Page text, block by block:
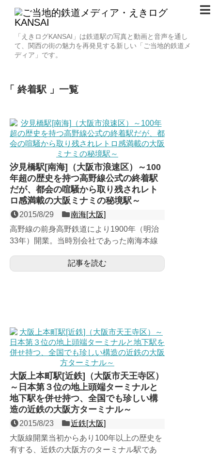
「えきログKANSAI」は鉄道駅の写真と動画と音声を通し
て、関西の街の魅力を再発見する新しい「ご当地的鉄道メ
ディア」です。
終着駅 一覧
汐見橋駅[南海]（大阪市浪速区）～100
年超の歴史を持つ高野線公式の終着駅
だが、都会の喧騒から取り残されレト
ロ感満載の大阪ミナミの秘境駅～
2015/8/29
南海[大阪]
高野線の前身高野鉄道により1900年（明治
33年）開業。当時別会社であった南海本線
りなかったために、...記事を読む
大阪上本町駅[近鉄]（大阪市天王寺区）
～日本第３位の地上頭端ターミナルと
地下駅を併せ持つ、全国でも珍しい構
造の近鉄の大阪方ターミナル～
2015/8/23
近鉄[大阪]
大阪線開業当初からあり100年以上の歴史を
有する、近鉄の大阪方のターミナル駅であ